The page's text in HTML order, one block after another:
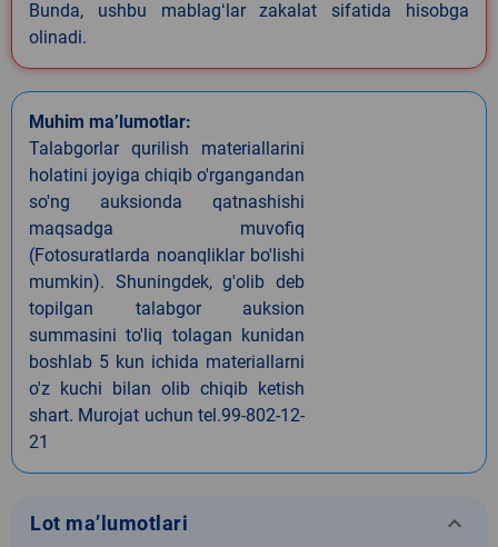
Bunda, ushbu mablagʻlar zakalat sifatida hisobga
olinadi.
Muhim ma’lumotlar:
Talabgorlar qurilish materiallarini
holatini joyiga chiqib o'rgangandan
so'ng auksionda qatnashishi
maqsadga muvofiq
(Fotosuratlarda noanqliklar bo'lishi
mumkin). Shuningdek, g'olib deb
topilgan talabgor auksion
summasini to'liq tolagan kunidan
boshlab 5 kun ichida materiallarni
o'z kuchi bilan olib chiqib ketish
shart. Murojat uchun tel.99-802-12-
21
Lot ma’lumotlari keyboard_arrow_down